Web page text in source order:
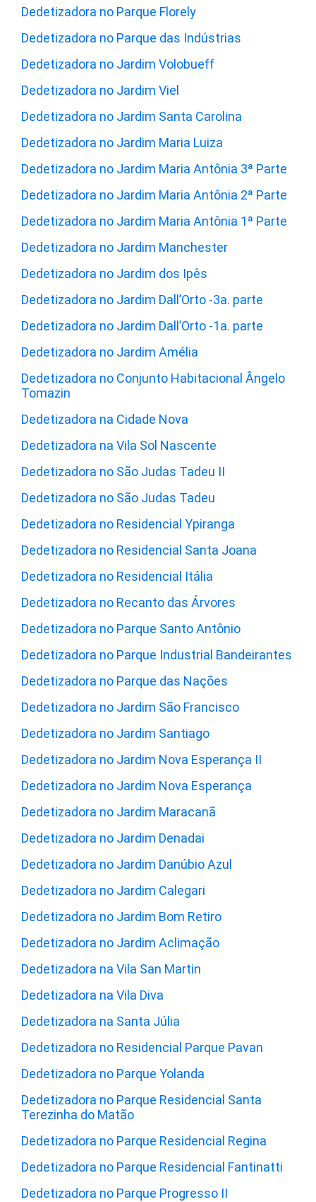
Dedetizadora no Parque Florely
Dedetizadora no Parque das Indústrias
Dedetizadora no Jardim Volobueff
Dedetizadora no Jardim Viel
Dedetizadora no Jardim Santa Carolina
Dedetizadora no Jardim Maria Luiza
Dedetizadora no Jardim Maria Antônia 3ª Parte
Dedetizadora no Jardim Maria Antônia 2ª Parte
Dedetizadora no Jardim Maria Antônia 1ª Parte
Dedetizadora no Jardim Manchester
Dedetizadora no Jardim dos Ipês
Dedetizadora no Jardim Dall’Orto -3a. parte
Dedetizadora no Jardim Dall’Orto -1a. parte
Dedetizadora no Jardim Amélia
Dedetizadora no Conjunto Habitacional Ângelo
Tomazin
Dedetizadora na Cidade Nova
Dedetizadora na Vila Sol Nascente
Dedetizadora no São Judas Tadeu II
Dedetizadora no São Judas Tadeu
Dedetizadora no Residencial Ypiranga
Dedetizadora no Residencial Santa Joana
Dedetizadora no Residencial Itália
Dedetizadora no Recanto das Árvores
Dedetizadora no Parque Santo Antônio
Dedetizadora no Parque Industrial Bandeirantes
Dedetizadora no Parque das Nações
Dedetizadora no Jardim São Francisco
Dedetizadora no Jardim Santiago
Dedetizadora no Jardim Nova Esperança II
Dedetizadora no Jardim Nova Esperança
Dedetizadora no Jardim Maracanã
Dedetizadora no Jardim Denadai
Dedetizadora no Jardim Danúbio Azul
Dedetizadora no Jardim Calegari
Dedetizadora no Jardim Bom Retiro
Dedetizadora no Jardim Aclimação
Dedetizadora na Vila San Martin
Dedetizadora na Vila Diva
Dedetizadora na Santa Júlia
Dedetizadora no Residencial Parque Pavan
Dedetizadora no Parque Yolanda
Dedetizadora no Parque Residencial Santa
Terezinha do Matão
Dedetizadora no Parque Residencial Regina
Dedetizadora no Parque Residencial Fantinatti
Dedetizadora no Parque Progresso II